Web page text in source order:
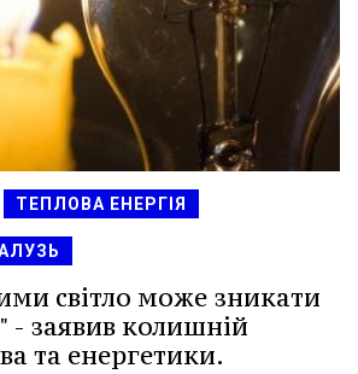
ТЕПЛОВА ЕНЕРГІЯ
світло може зникати
- заявив колишній
та енергетики.